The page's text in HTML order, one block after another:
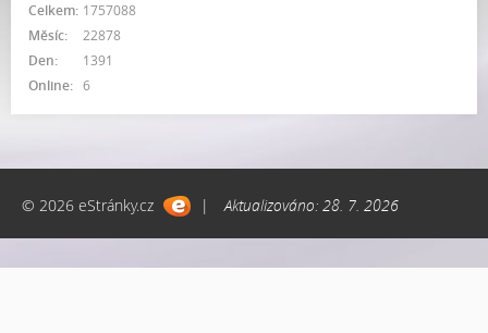
Online: 6
Celkem: 1757088
Měsíc:
22878
Den:
1391
© 2026 eStránky.cz | Aktualizováno: 28. 7. 2026